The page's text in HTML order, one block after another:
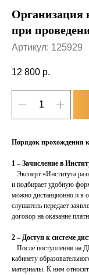
Организация
при
Артикул: 125929
12 800 р.
Порядок прохождения
1 – Зачисление в
Эксперт «Института
и подбирает удобную
можно дистанционно и в
слушатель передает
договор на оказание
2 – Доступ к системе
После поступления на
кабинету
материалы. К ним